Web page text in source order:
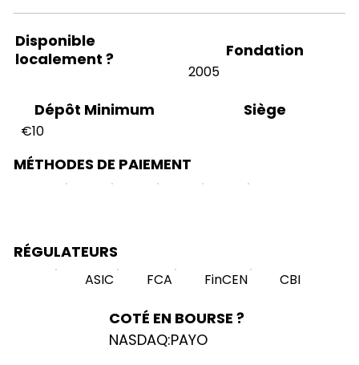
Disponible
localement ?
Fondation
2005
Dépôt Minimum
€10
Siège
MÉTHODES DE PAIEMENT
RÉGULATEURS
ASIC FCA FinCEN CBI
COTÉ EN BOURSE ?
NASDAQ:PAYO